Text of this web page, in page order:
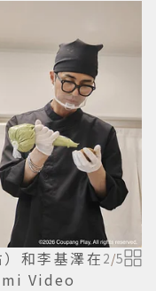
和李基澤在
Video
2/5